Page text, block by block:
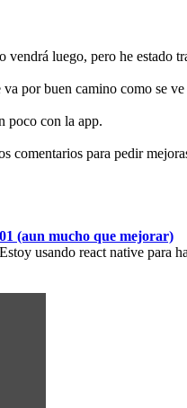
vendrá luego, pero he
por buen camino como se
poco con la app.
comentarios para pedir
(aun mucho que mejorar)
usando react native